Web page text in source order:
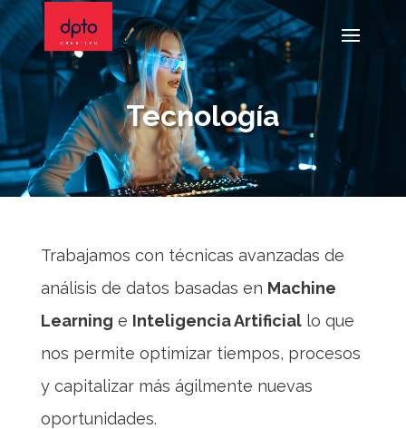
Tecnología
Trabajamos con técnicas avanzadas de
análisis de datos basadas en Machine
Learning e Inteligencia Artificiallo que
nos permite optimizar tiempos, procesos
y capitalizar más ágilmente nuevas
oportunidades.